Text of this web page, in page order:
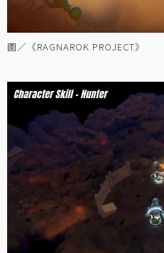
圖／《RAGNAROK PROJECT》